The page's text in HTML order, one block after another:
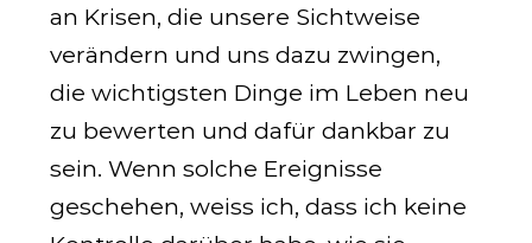
an Krisen, die unsere Sichtweise
verändern und uns dazu zwingen,
die wichtigsten Dinge im Leben neu
zu bewerten und dafür dankbar zu
sein. Wenn solche Ereignisse
geschehen, weiss ich, dass ich keine